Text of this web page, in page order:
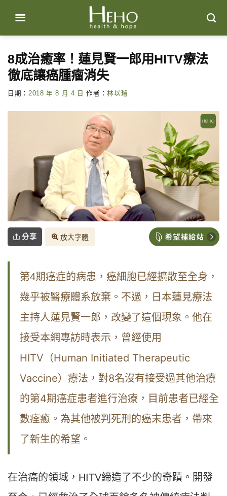
content
8成治癒率！蓮見賢一郎用HITV療法
徹底讓癌腫瘤消失
日期： 2018 年 8 月 4 日 作者：林以璿
分享 放大字體
第4期癌症的病患，癌細胞已經擴散至全身，
幾乎被醫療體系放棄。不過， 日本蓮見療法
主持人蓮見賢一郎，改變了這個現象。他在
接受本網專訪時表示， 曾經使用
HITV（Human Initiated Therapeutic
Vaccine）療法，對8名沒有接受過其他治療
的第4期癌症患者進行治療，目前患者已經全
數痊癒。為其他被判死刑的癌末患者，帶來
了新生的希望。
在治癌的領域，HITV締造了不少的奇蹟。開發